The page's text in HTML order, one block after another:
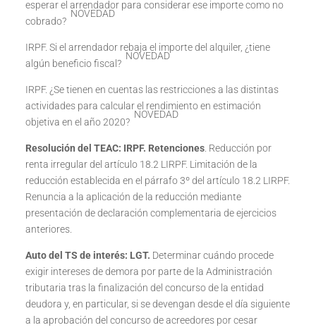
esperar el arrendador para considerar ese importe como no
cobrado?
NOVEDAD
IRPF. Si el arrendador rebaja el importe del alquiler, ¿tiene
algún beneficio fiscal?
NOVEDAD
IRPF. ¿Se tienen en cuentas las restricciones a las distintas
actividades para calcular el rendimiento en estimación
objetiva en el año 2020?
NOVEDAD
Resolución del TEAC: IRPF. Retenciones. Reducción por
renta irregular del artículo 18.2 LIRPF. Limitación de la
reducción establecida en el párrafo 3º del artículo 18.2 LIRPF.
Renuncia a la aplicación de la reducción mediante
presentación de declaración complementaria de ejercicios
anteriores.
Auto del TS de interés: LGT. Determinar cuándo procede
exigir intereses de demora por parte de la Administración
tributaria tras la finalización del concurso de la entidad
deudora y, en particular, si se devengan desde el día siguiente
a la aprobación del concurso de acreedores por cesar